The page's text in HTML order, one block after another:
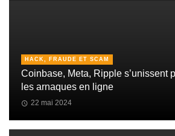
HACK, FRAUDE ET SCAM
Coinbase, Meta, Ripple s’unissent
les arnaques en ligne
22 mai 2024